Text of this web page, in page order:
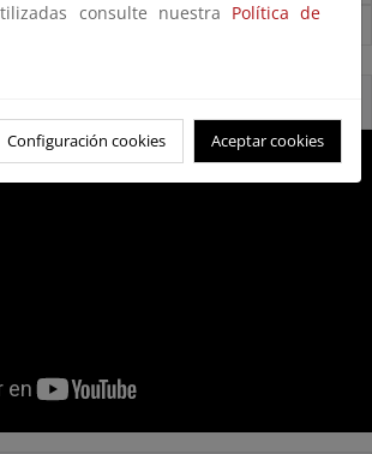
Ver todas las noticias
consulte nuestra Política de
Configuración cookies Aceptar cookies